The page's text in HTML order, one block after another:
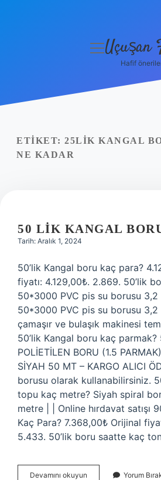
Yasal Uyarı
menüyü
Uçuşan
Hafif
ETIKET: 25LIK KANGAL
NE KADAR
50 LIK KANGAL
Tarih: Aralık 1, 2024
50’lik Kangal boru kaç para?
fiyatı: 4.129,00₺. 2.869. 50’lik
50*3000 PVC pis su borusu 3,2
50*3000 PVC pis su borusu 3,2
çamaşır ve bulaşık makinesi
50’lik Kangal boru kaç parmak?
POLİETİLEN BORU (1.5
SİYAH 50 MT – KARGO ALICI
borusu olarak kullanabilirsiniz.
topu kaç metre? Siyah spiral
metre | | Online hırdavat satışı
Kaç Para? 7.368,00₺ Orijinal
5.433. 50’lik boru saatte kaç
Devamını okuyun Yorum